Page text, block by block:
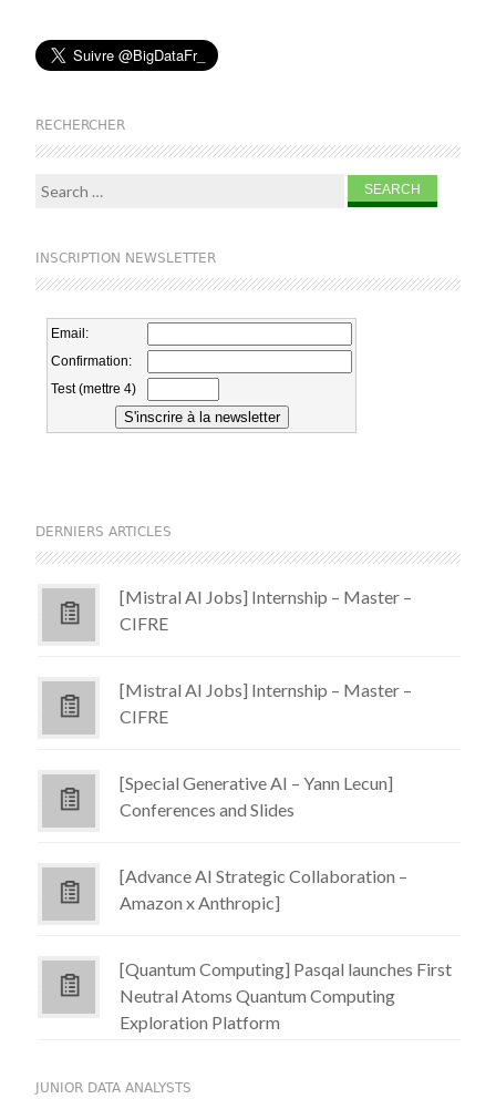
RECHERCHER
Search for:
INSCRIPTION NEWSLETTER
DERNIERS ARTICLES
[Mistral AI Jobs] Internship – Master –
CIFRE
[Mistral AI Jobs] Internship – Master –
CIFRE
[Special Generative AI – Yann Lecun]
Conferences and Slides
[Advance AI Strategic Collaboration –
Amazon x Anthropic]
[Quantum Computing] Pasqal launches First
Neutral Atoms Quantum Computing
Exploration Platform
JUNIOR DATA ANALYSTS